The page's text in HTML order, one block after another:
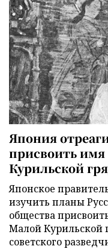
Япония
присвоить имя
Курильской
Японское
изучить планы
общества
Малой Курильской
советского